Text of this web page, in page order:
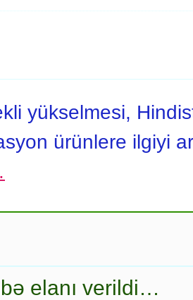
yükselmesi,
ürünlere ilgiyi
elanı verildi…